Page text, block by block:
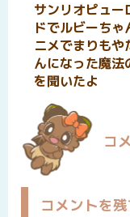
サンリオピュー
ドでルビーちゃ
ニメでまりもや
んになった魔法
を聞いたよ
コ
コメントを